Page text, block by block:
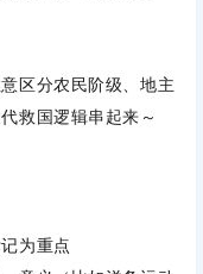
区分农民阶级、地主
救国逻辑串起来～
为重点